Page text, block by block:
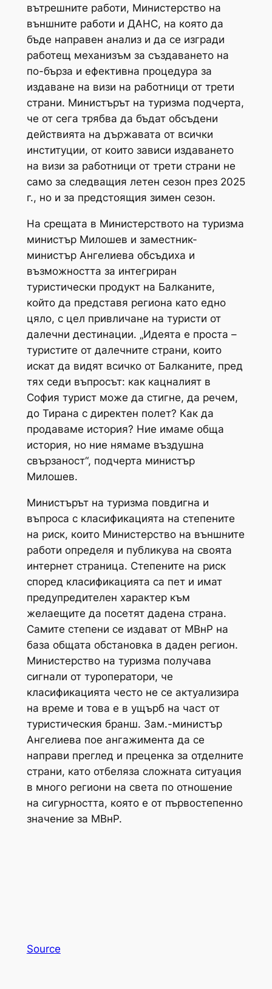
вътрешните работи, Министерство на
външните работи и ДАНС, на която да
бъде направен анализ и да се изгради
работещ механизъм за създаването на
по-бърза и ефективна процедура за
издаване на визи на работници от трети
страни. Министърът на туризма подчерта,
че от сега трябва да бъдат обсъдени
действията на държавата от всички
институции, от които зависи издаването
на визи за работници от трети страни не
само за следващия летен сезон през 2025
г., но и за предстоящия зимен сезон.
На срещата в Министерството на туризма
министър Милошев и заместник-
министър Ангелиева обсъдиха и
възможността за интегриран
туристически продукт на Балканите,
който да представя региона като едно
цяло, с цел привличане на туристи от
далечни дестинации. „Идеята е проста –
туристите от далечните страни, които
искат да видят всичко от Балканите, пред
тях седи въпросът: как кацналият в
София турист може да стигне, да речем,
до Тирана с директен полет? Как да
продаваме история? Ние имаме обща
история, но ние нямаме въздушна
свързаност“, подчерта министър
Милошев.
Министърът на туризма повдигна и
въпроса с класификацията на степените
на риск, които Министерство на външните
работи определя и публикува на своята
интернет страница. Степените на риск
според класификацията са пет и имат
предупредителен характер към
желаещите да посетят дадена страна.
Самите степени се издават от МВнР на
база общата обстановка в даден регион.
Министерство на туризма получава
сигнали от туроператори, че
класификацията често не се актуализира
на време и това е в ущърб на част от
туристическия бранш. Зам.-министър
Ангелиева пое ангажимента да се
направи преглед и преценка за отделните
страни, като отбеляза сложната ситуация
в много региони на света по отношение
на сигурността, която е от първостепенно
значение за МВнР.
Source